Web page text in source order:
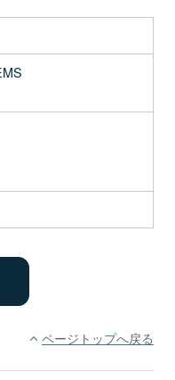
ページトップへ戻る